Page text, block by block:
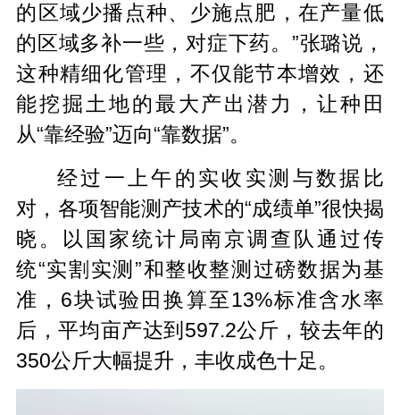
的区域少播点种、少施点肥，在产量低
的区域多补一些，对症下药。”张璐说，
这种精细化管理，不仅能节本增效，还
能挖掘土地的最大产出潜力，让种田
从“靠经验”迈向“靠数据”。
经过一上午的实收实测与数据比
对，各项智能测产技术的“成绩单”很快揭
晓。以国家统计局南京调查队通过传
统“实割实测”和整收整测过磅数据为基
准，6块试验田换算至13%标准含水率
后，平均亩产达到597.2公斤，较去年的
350公斤大幅提升，丰收成色十足。